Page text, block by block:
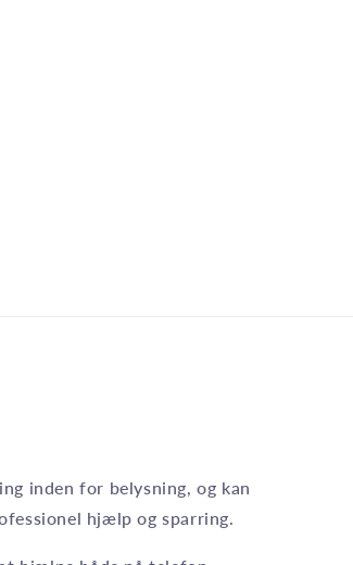
inden for belysning, og kan
hjælp og sparring.